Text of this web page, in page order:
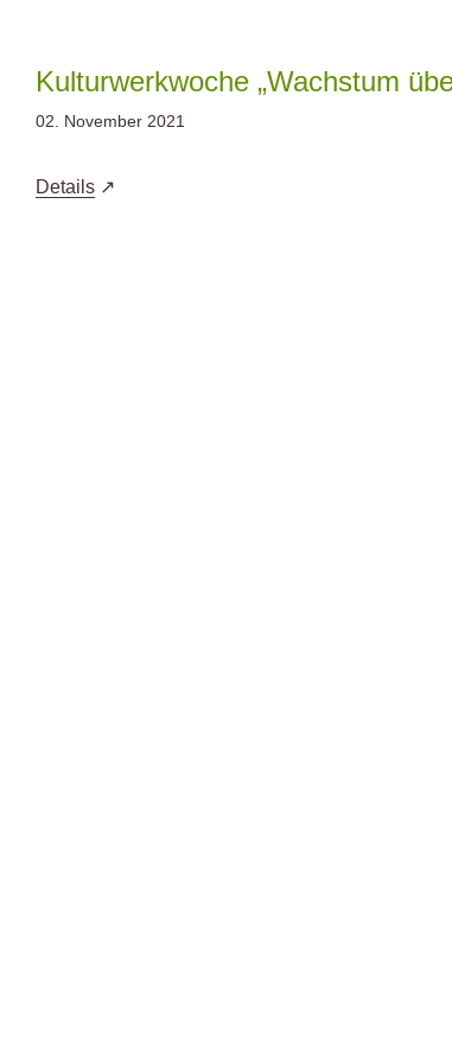
springenKulturwerkwoche „Wachstum
02. November 2021
Details